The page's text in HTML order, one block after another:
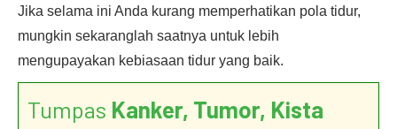
Jika selama ini Anda kurang memperhatikan pola tidur,
mungkin sekaranglah saatnya untuk lebih
mengupayakan kebiasaan tidur yang baik.
Tumpas Kanker, Tumor, Kista